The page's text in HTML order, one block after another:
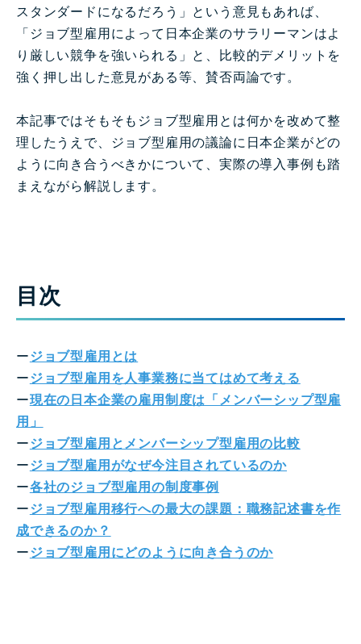
スタンダードになるだろう」という意見もあれば、
「ジョブ型雇用によって日本企業のサラリーマンはよ
り厳しい競争を強いられる」と、比較的デメリットを
強く押し出した意見がある等、賛否両論です。
本記事ではそもそもジョブ型雇用とは何かを改めて整
理したうえで、ジョブ型雇用の議論に日本企業がどの
ように向き合うべきかについて、実際の導入事例も踏
まえながら解説します。
目次
ージョブ型雇用とは
ージョブ型雇用を人事業務に当てはめて考える
ー現在の日本企業の雇用制度は「メンバーシップ型雇
用」
ージョブ型雇用とメンバーシップ型雇用の比較
ージョブ型雇用がなぜ今注目されているのか
ー各社のジョブ型雇用の制度事例
ージョブ型雇用移行への最大の課題：職務記述書を作
成できるのか？
ージョブ型雇用にどのように向き合うのか